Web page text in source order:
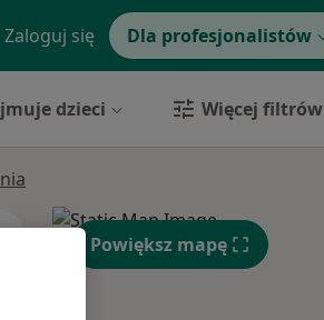
Zaloguj się Dla profesjonalistów
dzieci Więcej filtrów
Śr, Czw,
Powiększ mapę